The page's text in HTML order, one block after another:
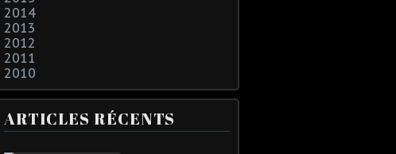
2014
2013
2012
2011
2010
ARTICLES RÉCENTS